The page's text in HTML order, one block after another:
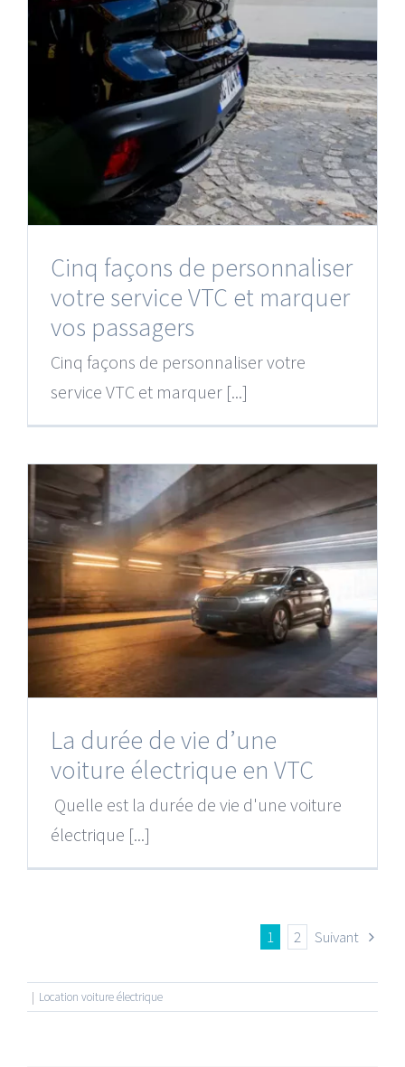
Cinq façons de personnaliser
votre service VTC et marquer
vos passagers
Cinq façons de personnaliser votre
service VTC et marquer [...]
La durée de vie d’une
voiture électrique en VTC
Quelle est la durée de vie d'une voiture
électrique [...]
1 2 Suivant
| Location voiture électrique